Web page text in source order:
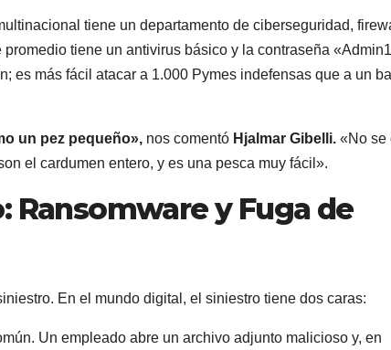
tiene un departamento de ciberseguridad,
tiene un antivirus básico y la contraseña
es más fácil atacar a 1.000 Pymes indefensas que a un
un pez pequeño», nos comentó Hjalmar Gibelli. «No se
el cardumen entero, y es una pesca muy fácil».
Ransomware y Fuga de
En el mundo digital, el siniestro tiene dos caras:
Un empleado abre un archivo adjunto malicioso y, en